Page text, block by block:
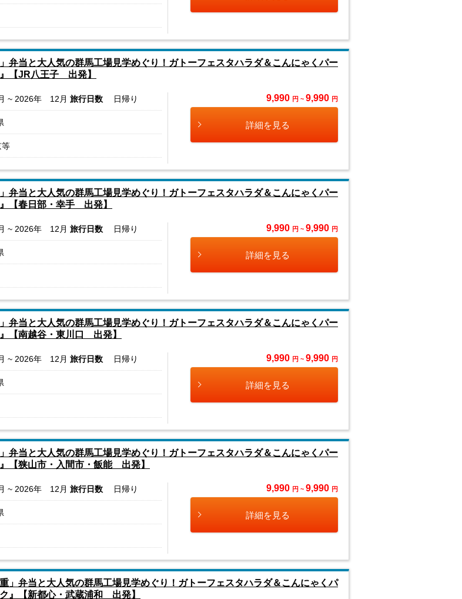
弁当と大人気の群馬工場見学めぐり！ガトーフェスタハラダ＆こんにゃくパー
【JR八王子 出発】
~ 2026年 12月 旅行日数 日帰り
等
9,990 円 ~ 9,990 円
詳細を見る
弁当と大人気の群馬工場見学めぐり！ガトーフェスタハラダ＆こんにゃくパー
【春日部・幸手 出発】
~ 2026年 12月 旅行日数 日帰り 9,990 円 ~ 9,990 円
詳細を見る
弁当と大人気の群馬工場見学めぐり！ガトーフェスタハラダ＆こんにゃくパー
【南越谷・東川口 出発】
~ 2026年 12月 旅行日数 日帰り 9,990 円 ~ 9,990 円
詳細を見る
弁当と大人気の群馬工場見学めぐり！ガトーフェスタハラダ＆こんにゃくパー
【狭山市・入間市・飯能 出発】
~ 2026年 12月 旅行日数 日帰り 9,990 円 ~ 9,990 円
詳細を見る
」弁当と大人気の群馬工場見学めぐり！ガトーフェスタハラダ＆こんにゃくパ
』【新都心・武蔵浦和 出発】